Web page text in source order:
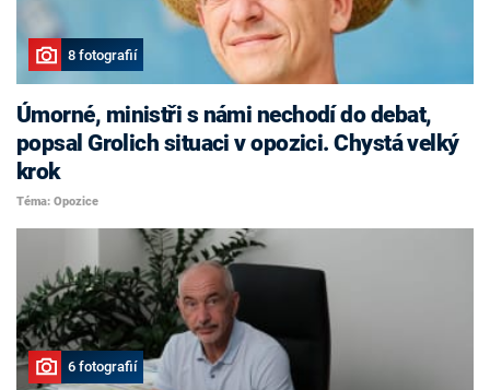
8 fotografií
Úmorné, ministři s námi nechodí do debat,
popsal Grolich situaci v opozici. Chystá velký
krok
Téma: Opozice
6 fotografií